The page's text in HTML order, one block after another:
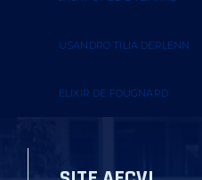
USANDRO TILIA DERLENN
ELIXIR DE FOUGNARD